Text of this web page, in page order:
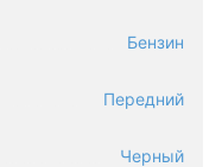
Бензин
Передний
Черный